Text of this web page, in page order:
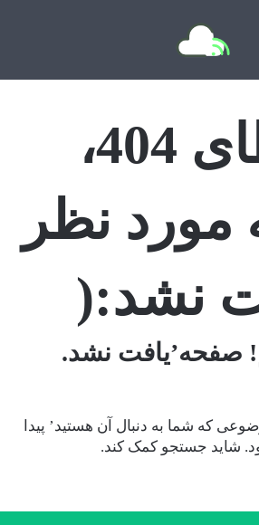
خطای 404،
نظر
نشد:(
صفحه’یافت نشد.
که شما به دنبال آن هستید’ پیدا
شاید جستجو کمک کند.